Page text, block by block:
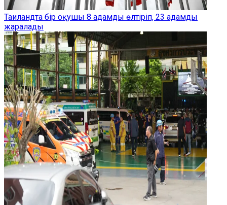
Таиландта бір оқушы 8 адамды өлтіріп, 23 адамды
жаралады